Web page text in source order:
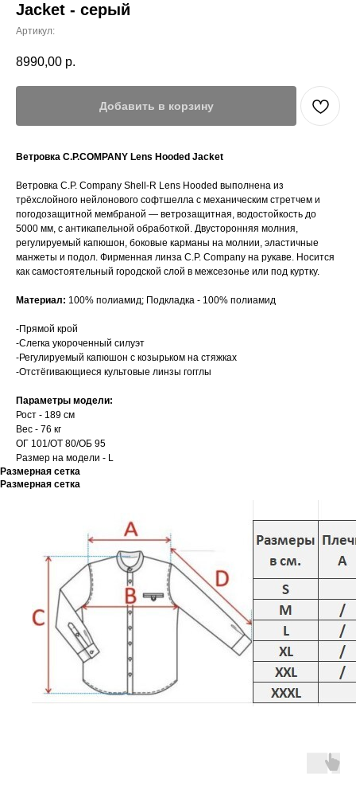
Jacket - серый
Артикул:
8990,00 р.
Добавить в корзину
Ветровка C.P.COMPANY Lens Hooded Jacket
Ветровка C.P. Company Shell-R Lens Hooded выполнена из
трёхслойного нейлонового софтшелла с механическим стретчем и
погодозащитной мембраной — ветрозащитная, водостойкость до
5000 мм, с антикапельной обработкой. Двусторонняя молния,
регулируемый капюшон, боковые карманы на молнии, эластичные
манжеты и подол. Фирменная линза C.P. Company на рукаве. Носится
как самостоятельный городской слой в межсезонье или под куртку.
Материал: 100% полиамид; Подкладка - 100% полиамид
-Прямой крой
-Слегка укороченный силуэт
-Регулируемый капюшон с козырьком на стяжках
-Отстёгивающиеся культовые линзы гогглы
Параметры модели:
Рост - 189 см
Вес - 76 кг
ОГ 101/ОТ 80/ОБ 95
Размер на модели - L
Размерная сетка
Размерная сетка